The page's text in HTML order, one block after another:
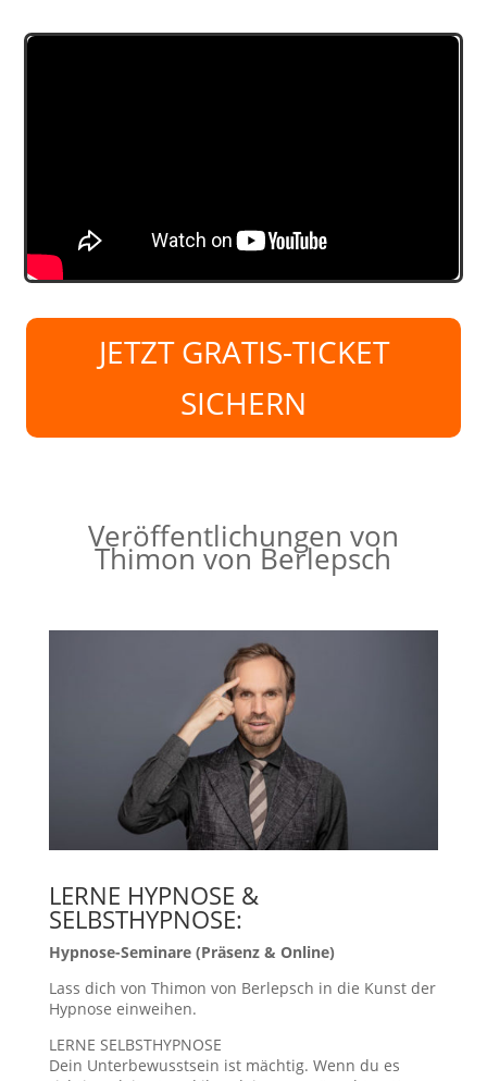
JETZT GRATIS-TICKET
SICHERN
Veröffentlichungen von
Thimon von Berlepsch
LERNE HYPNOSE &
SELBSTHYPNOSE:
Hypnose-Seminare (Präsenz & Online)
Lass dich von Thimon von Berlepsch in die Kunst der
Hypnose einweihen.
LERNE SELBSTHYPNOSE
Dein Unterbewusstsein ist mächtig. Wenn du es